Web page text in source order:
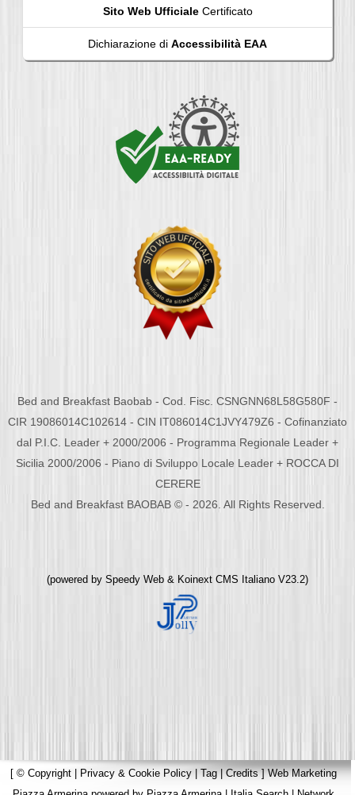
Sito Web UfficialeCertificato
Dichiarazione di Accessibilità EAA
Bed and Breakfast Baobab - Cod. Fisc. CSNGNN68L58G580F -
CIR 19086014C102614 - CIN IT086014C1JVY479Z6 - Cofinanziato
dal P.I.C. Leader + 2000/2006 - Programma Regionale Leader +
Sicilia 2000/2006 - Piano di Sviluppo Locale Leader + ROCCA DI
CERERE
Bed and Breakfast BAOBAB © - 2026. All Rights Reserved.
(powered by Speedy Web & Koinext CMS Italiano V23.2)
[ © Copyright | Privacy & Cookie Policy | Tag|Credits]Web Marketing